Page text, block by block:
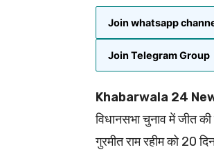
Join whatsapp
Join Telegram Group
Khabarwala 24
विधानसभा चुनाव में जीत
गुरमीत राम रहीम को 20